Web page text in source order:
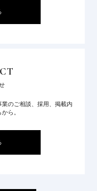
のご相談、採用、掲載内
ら。